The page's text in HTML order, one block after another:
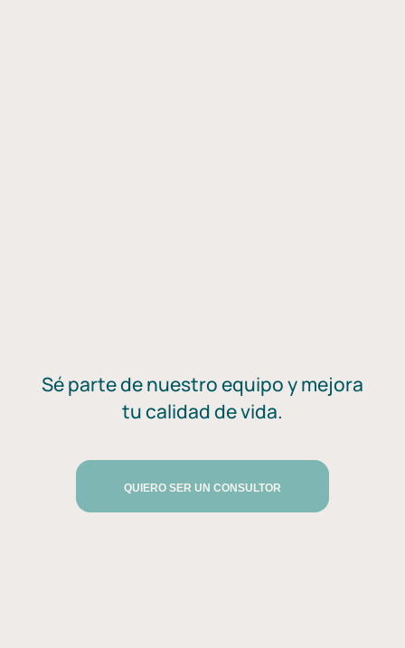
Sé parte de nuestro equipo y mejora
tu calidad de vida.
QUIERO SER UN CONSULTOR